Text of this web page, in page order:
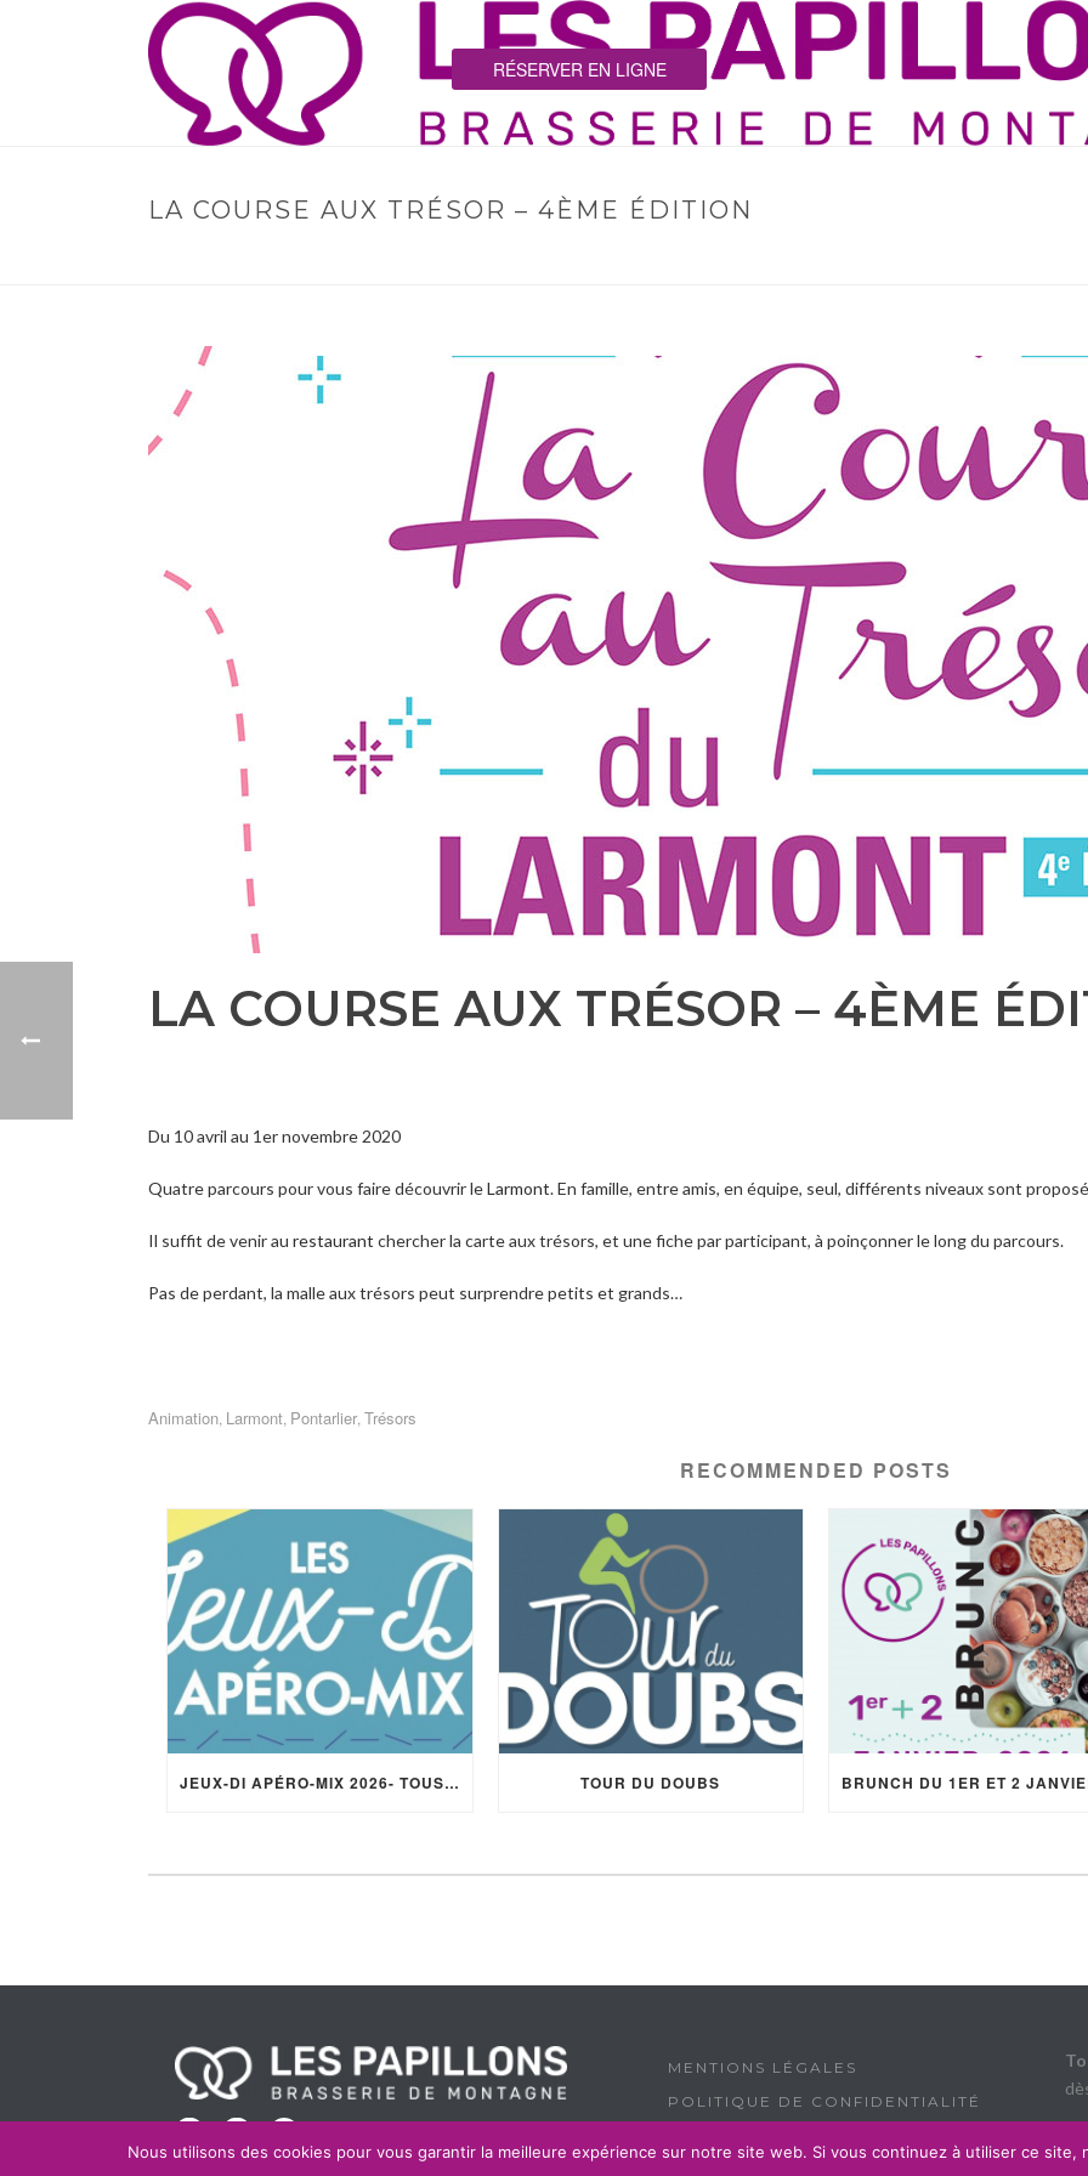
RÉSERVER EN LIGNE
LA COURSE AUX TRÉSOR – 4ÈME ÉDITION
LA COURSE AUX TRÉSOR – 4ÈME
Du 10 avril au 1er novembre 2020
Quatre parcours pour vous faire découvrir leLarmont. En famille, entre amis, en équipe, seul, différents niveaux sont
Il suffit de venir au restaurant chercher la carte aux trésors, et une fiche par participant, à poinçonner le long du parcours.
Pas de perdant, la malle aux trésors peut surprendre petits et grands…
Animation Larmont Pontarlier Trésors
RECOMMENDED POSTS
JEUX-DI APÉRO-MIX 2026- TOUS LES JEUDIS DE L’ÉTÉ – 18H/22H – TOUR DU DOUBS
MENTIONS LÉGALES
POLITIQUE DE CONFIDENTIALITÉ
Nous utilisons des cookies pour vous garantir la meilleure expérience sur notre site web. Si vous continuez à utiliser ce